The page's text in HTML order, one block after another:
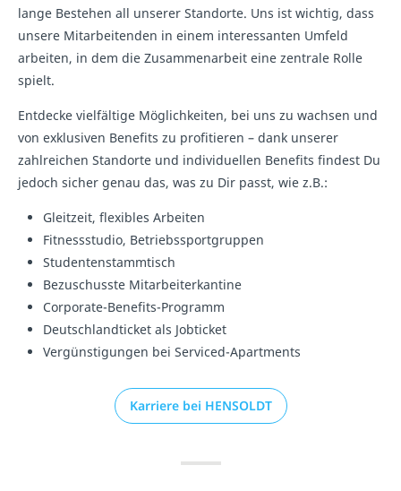
lange Bestehen all unserer Standorte. Uns ist wichtig, dass
unsere Mitarbeitenden in einem interessanten Umfeld
arbeiten, in dem die Zusammenarbeit eine zentrale Rolle
spielt.
Entdecke vielfältige Möglichkeiten, bei uns zu wachsen und
von exklusiven Benefits zu profitieren – dank unserer
zahlreichen Standorte und individuellen Benefits findest Du
jedoch sicher genau das, was zu Dir passt, wie z.B.:
Gleitzeit, flexibles Arbeiten
Fitnessstudio, Betriebssportgruppen
Studentenstammtisch
Bezuschusste Mitarbeiterkantine
Corporate-Benefits-Programm
Deutschlandticket als Jobticket
Vergünstigungen bei Serviced-Apartments
Karriere bei HENSOLDT